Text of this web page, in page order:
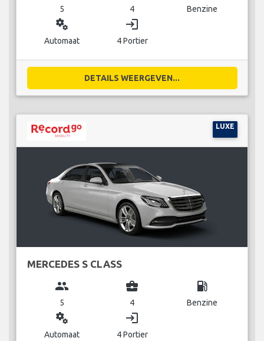
5 4 Benzine
miscellaneous_services
Automaat
login
4 Portier
DETAILS WEERGEVEN...
LUXE
MERCEDES S CLASS
group
5
business_center
4
local_gas_station
Benzine
miscellaneous_services
Automaat
login
4 Portier